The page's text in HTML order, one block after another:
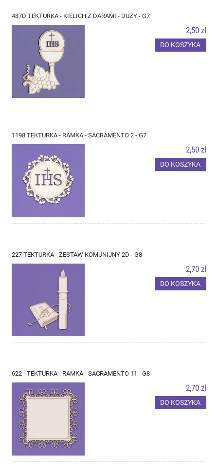
487D TEKTURKA - KIELICH Z DARAMI - DUŻY - G7
2,50 zł
DO KOSZYKA
1198 TEKTURKA - RAMKA - SACRAMENTO 2 - G7
2,50 zł
DO KOSZYKA
227 TEKTURKA - ZESTAW KOMUNIJNY 2D - G8
2,70 zł
DO KOSZYKA
622 - TEKTURKA - RAMKA - SACRAMENTO 11 - G8
2,70 zł
DO KOSZYKA